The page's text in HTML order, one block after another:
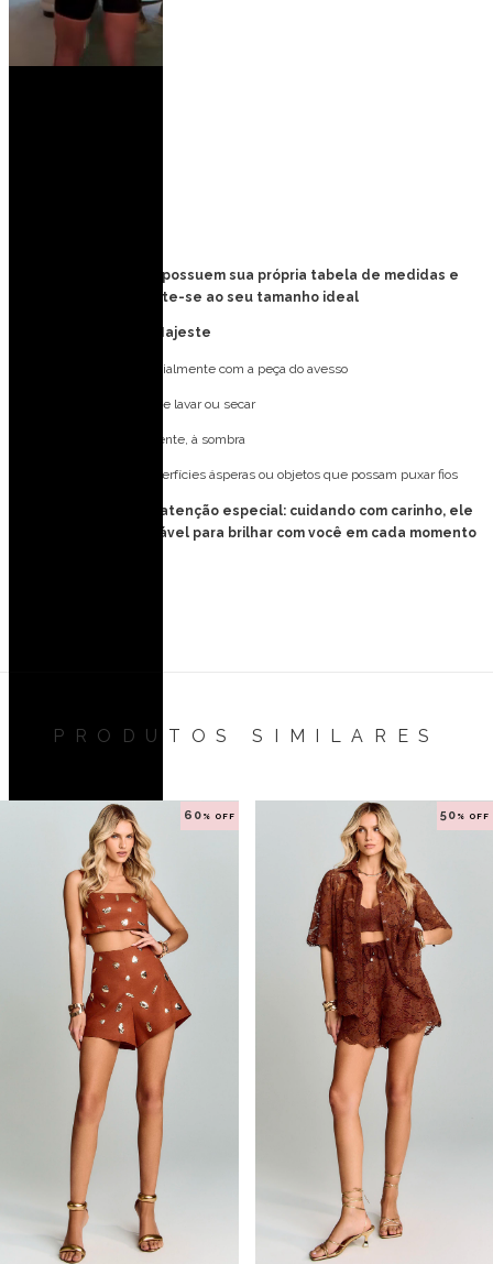
Fecho: Zíper invisível
Medidas da modelo:
Obs: Todas as roupas possuem sua própria tabela de medidas e
provador virtual, atente-se ao seu tamanho ideal
Cuidados com o seu Majeste
Lave à mão, preferencialmente com a peça do avesso
Não utilize máquina de lavar ou secar
Deixe secar naturalmente, à sombra
Evite contato com superfícies ásperas ou objetos que possam puxar fios
Seu Majeste merece atenção especial: cuidando com carinho, ele
estará sempre impecável para brilhar com você em cada momento
PRODUTOS SIMILARES
60 % OFF 50 % OFF